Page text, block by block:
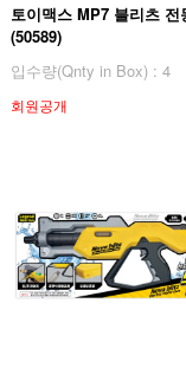
토이맥스 MP7 블리츠 전
(50589)
입수량(Qnty in Box) : 4
회원공개